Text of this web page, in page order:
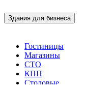
Здания для бизнеса
Гостиницы
Магазины
СТО
КПП
Столовые